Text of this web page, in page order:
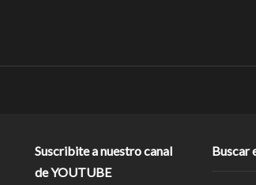
Suscribite a nuestro canal
de YOUTUBE
Buscar